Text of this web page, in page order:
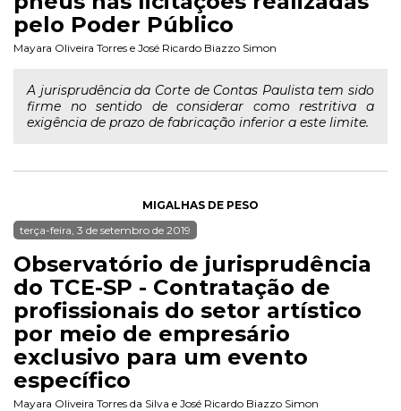
pelo Poder Público
Mayara Oliveira Torres e José Ricardo Biazzo Simon
A jurisprudência da Corte de Contas Paulista tem sido
firme no sentido de considerar como restritiva a
exigência de prazo de fabricação inferior a este limite.
MIGALHAS DE PESO
terça-feira, 3 de setembro de 2019
Observatório de jurisprudência
do TCE-SP - Contratação de
profissionais do setor artístico
por meio de empresário
exclusivo para um evento
específico
Mayara Oliveira Torres da Silva e José Ricardo Biazzo Simon